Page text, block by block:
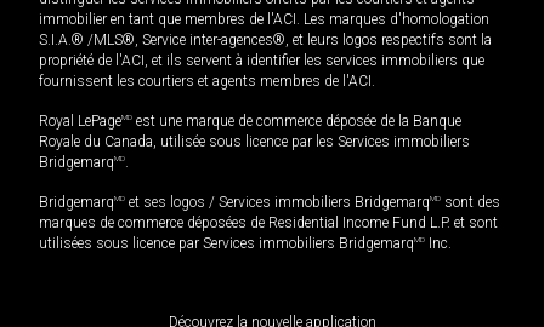
immobilier en tant que membres de l'ACI. Les marques d'homologation
S.I.A.® /MLS®, Service inter-agences®, et leurs logos respectifs sont la
propriété de l'ACI, et ils servent à identifier les services immobiliers que
fournissent les courtiers et agents membres de l'ACI.
Royal LePageMD est une marque de commerce déposée de la Banque
Royale du Canada, utilisée sous licence par les Services immobiliers
BridgemarqMD.
BridgemarqMD et ses logos / Services immobiliers BridgemarqMD sont des
marques de commerce déposées de Residential Income Fund L.P. et sont
utilisées sous licence par Services immobiliers BridgemarqMD Inc.
Découvrez la nouvelle application